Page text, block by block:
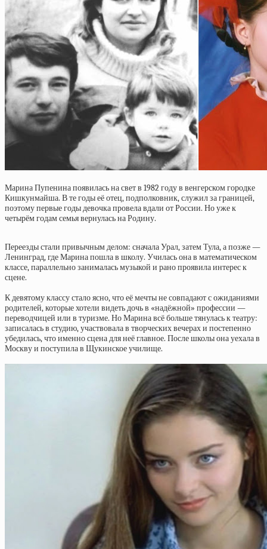
Марина Пупенина появилась на свет в 1982 году в венгерском городке
Кишкунмайша. В те годы её отец, подполковник, служил за границей,
поэтому первые годы девочка провела вдали от России. Но уже к
четырём годам семья вернулась на Родину.
Переезды стали привычным делом: сначала Урал, затем Тула, а позже —
Ленинград, где Марина пошла в школу. Училась она в математическом
классе, параллельно занималась музыкой и рано проявила интерес к
сцене.
К девятому классу стало ясно, что её мечты не совпадают с ожиданиями
родителей, которые хотели видеть дочь в «надёжной» профессии —
переводчицей или в туризме. Но Марина всё больше тянулась к театру:
записалась в студию, участвовала в творческих вечерах и постепенно
убедилась, что именно сцена для неё главное. После школы она уехала в
Москву и поступила в Щукинское училище.